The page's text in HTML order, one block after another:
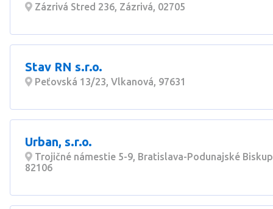
Zázrivá Stred 236, Zázrivá, 02705
Stav RN s.r.o.
Peťovská 13/23, Vlkanová, 97631
Urban, s.r.o.
Trojičné námestie 5-9, Bratislava-Podunajské
82106